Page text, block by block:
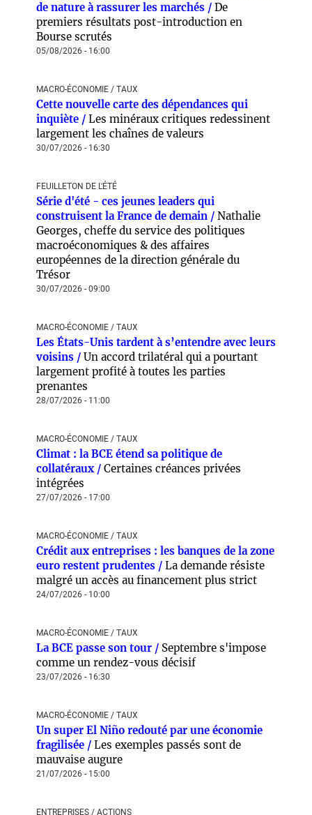
de nature à rassurer les marchés / De
premiers résultats post-introduction en
Bourse scrutés
05/08/2026 - 16:00
MACRO-ÉCONOMIE / TAUX
Cette nouvelle carte des dépendances qui
inquiète / Les minéraux critiques redessinent
largement les chaînes de valeurs
30/07/2026 - 16:30
FEUILLETON DE L'ÉTÉ
Série d'été - ces jeunes leaders qui
construisent la France de demain / Nathalie
Georges, cheffe du service des politiques
macroéconomiques & des affaires
européennes de la direction générale du
Trésor
30/07/2026 - 09:00
MACRO-ÉCONOMIE / TAUX
Les États-Unis tardent à s’entendre avec leurs
voisins / Un accord trilatéral qui a pourtant
largement profité à toutes les parties
prenantes
28/07/2026 - 11:00
MACRO-ÉCONOMIE / TAUX
Climat : la BCE étend sa politique de
collatéraux / Certaines créances privées
intégrées
27/07/2026 - 17:00
MACRO-ÉCONOMIE / TAUX
Crédit aux entreprises : les banques de la zone
euro restent prudentes / La demande résiste
malgré un accès au financement plus strict
24/07/2026 - 10:00
MACRO-ÉCONOMIE / TAUX
La BCE passe son tour / Septembre s'impose
comme un rendez-vous décisif
23/07/2026 - 16:30
MACRO-ÉCONOMIE / TAUX
Un super El Niño redouté par une économie
fragilisée / Les exemples passés sont de
mauvaise augure
21/07/2026 - 15:00
ENTREPRISES / ACTIONS